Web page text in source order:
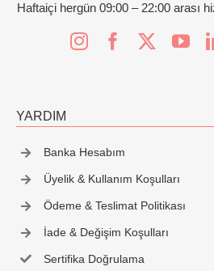
Haftaiçi hergün 09:00 – 22:00 arası
YARDIM
Banka Hesabım
Üyelik & Kullanım Koşulları
Ödeme & Teslimat Politikası
İade & Değişim Koşulları
Sertifika Doğrulama